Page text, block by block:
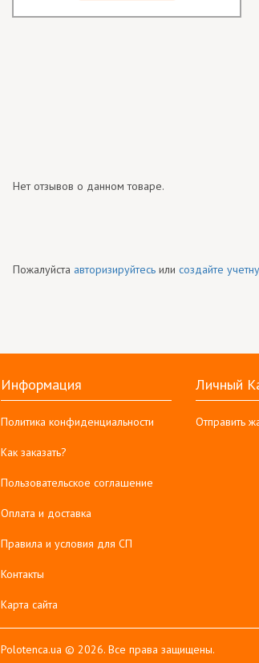
Нет отзывов о данном товаре.
Пожалуйста авторизируйтесь или создайте
Информация
Политика конфиденциальности
Как заказать?
Пользовательское соглашение
Оплата и доставка
Правила и условия для СП
Контакты
Карта сайта
Личный
Отправить
Polotenca.ua © 2026. Все права защищены.